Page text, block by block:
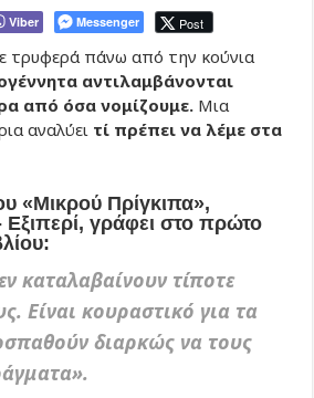
Viber Messenger Post
τρυφερά πάνω από την κούνια
αντιλαμβάνονται
από όσα νομίζουμε. Μια
αναλύει τί πρέπει να λέμε στα
«Μικρού Πρίγκιπα»,
Εξιπερί, γράφει στο πρώτο
καταλαβαίνουν τίποτε
Είναι κουραστικό για τα
διαρκώς να τους